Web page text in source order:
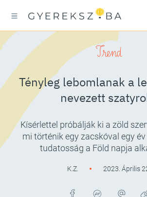
Trend
Tényleg lebomlanak a
nevezett
Kísérlettel próbálják ki a zöld
mi történik egy zacskóval egy
tudatosság a Föld napja
K.Z. 2023. Április